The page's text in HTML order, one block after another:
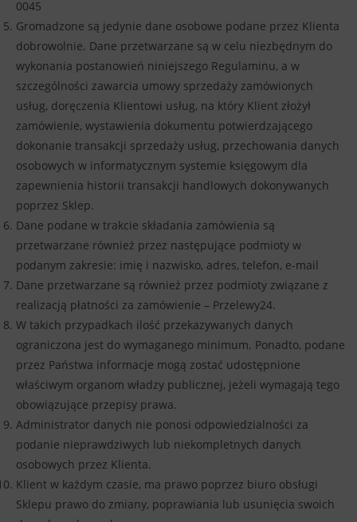
0045
Gromadzone są jedynie dane osobowe podane przez Klienta
dobrowolnie. Dane przetwarzane są w celu niezbędnym do
wykonania postanowień niniejszego Regulaminu, a w
szczególności zawarcia umowy sprzedaży zamówionych
usług, doręczenia Klientowi usług, na który Klient złożył
zamówienie, wystawienia dokumentu potwierdzającego
dokonanie transakcji sprzedaży usług, przechowania danych
osobowych w informatycznym systemie księgowym dla
zapewnienia historii transakcji handlowych dokonywanych
poprzez Sklep.
Dane podane w trakcie składania zamówienia są
przetwarzane również przez następujące podmioty w
podanym zakresie: imię i nazwisko, adres, telefon, e-mail
Dane przetwarzane są również przez podmioty związane z
realizacją płatności za zamówienie – Przelewy24.
W takich przypadkach ilość przekazywanych danych
ograniczona jest do wymaganego minimum. Ponadto, podane
przez Państwa informacje mogą zostać udostępnione
właściwym organom władzy publicznej, jeżeli wymagają tego
obowiązujące przepisy prawa.
Administrator danych nie ponosi odpowiedzialności za
podanie nieprawdziwych lub niekompletnych danych
osobowych przez Klienta.
Klient w każdym czasie, ma prawo poprzez biuro obsługi
Sklepu prawo do zmiany, poprawiania lub usunięcia swoich